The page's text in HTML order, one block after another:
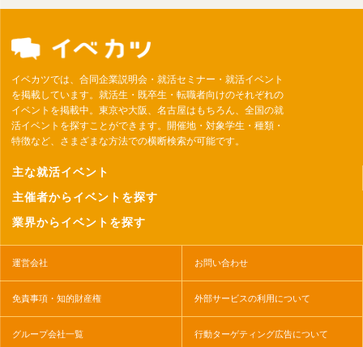
イベカツでは、合同企業説明会・就活セミナー・就活イベント
を掲載しています。就活生・既卒生・転職者向けのそれぞれの
イベントを掲載中。東京や大阪、名古屋はもちろん、全国の就
活イベントを探すことができます。開催地・対象学生・種類・
特徴など、さまざまな方法での横断検索が可能です。
主な就活イベント
主催者からイベントを探す
業界からイベントを探す
運営会社 お問い合わせ
免責事項・知的財産権 外部サービスの利用について
グループ会社一覧 行動ターゲティング広告について